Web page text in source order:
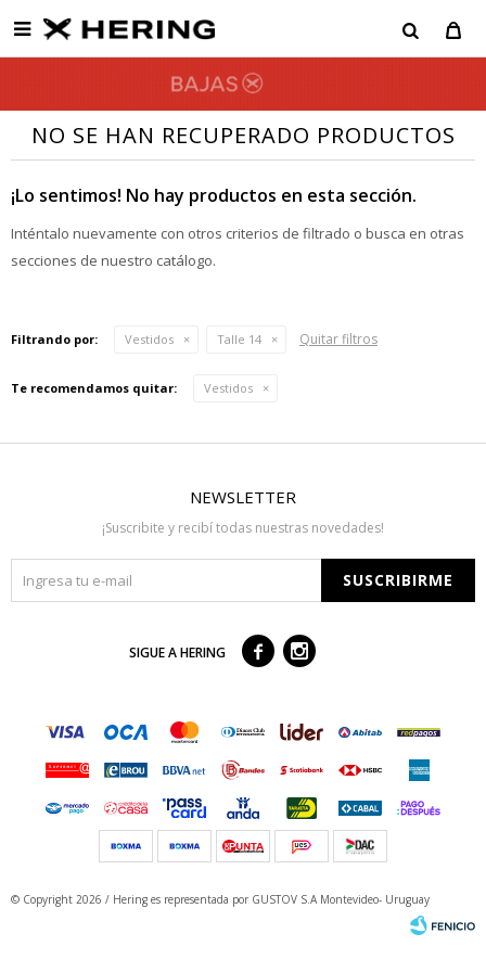

NO SE HAN RECUPERADO PRODUCTOS
¡Lo sentimos! No hay productos en esta sección.
Inténtalo nuevamente con otros criterios de filtrado o busca en otras
secciones de nuestro catálogo.
Filtrando por: Vestidos Talle 14 Quitar filtros
Te recomendamos quitar: Vestidos
NEWSLETTER
¡Suscribite y recibí todas nuestras novedades!
SUSCRIBIRME
SIGUE A HERING  
© Copyright 2026 / Hering es representada por GUSTOV S.A Montevideo- Uruguay